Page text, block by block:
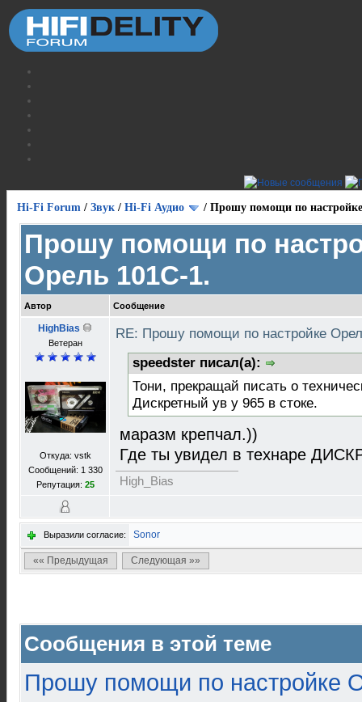
Hi-Fi Forum / Звук / Hi-Fi Аудио / Прошу помощи по
Прошу помощи по
Орель 101С-1.
Автор Сообщение
HighBias
Ветеран
Откуда: vstk
Сообщений: 1 330
Репутация: 25
RE: Прошу помощи по настройке
speedster писал(а):
Тони, прекращай писать о
Дискретный ув у 965 в стоке.
маразм крепчал.))
Где ты увидел в технаре
High_Bias
Выразили согласие: Sonor
«« Предыдущая Следующая »»
Сообщения в этой теме
Прошу помощи по настройке